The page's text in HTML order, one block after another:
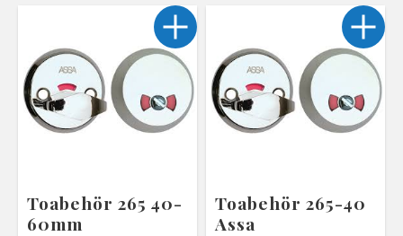
Toabehör 265 40-
60mm
Toabehör 265-40
Assa